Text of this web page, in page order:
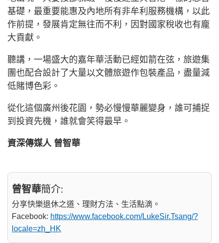
基礎，最重要能惠及內地所有非牟利服務機構，以此
作前提，發展肯定無往而不利，因對國家稅收也有龐
大貢獻。
聽講，一場盛大的嘉年華活動已經如箭在弦，旅遊集
團也配合設計了大量以文體旅遊作包裝產品，盡量減
低賭博色彩。
從化這個廣州後花園，勢必慢慢華麗變身，誰可捕捉
到投資先機，誰就會笑得最早。
資深傳媒人 曾智華
曾智華簡介:
分享快樂退休之道、理財方法、生活點滴。
Facebook: https://www.facebook.com/LukeSir.Tsang/?
locale=zh_HK